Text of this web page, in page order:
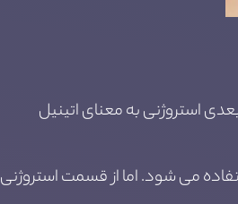
به مقدار 2 میلی گرم می باشد، اما جزء بعدی استروژنی به معنای اتینیل
می شود. اما از قسمت استروژنی